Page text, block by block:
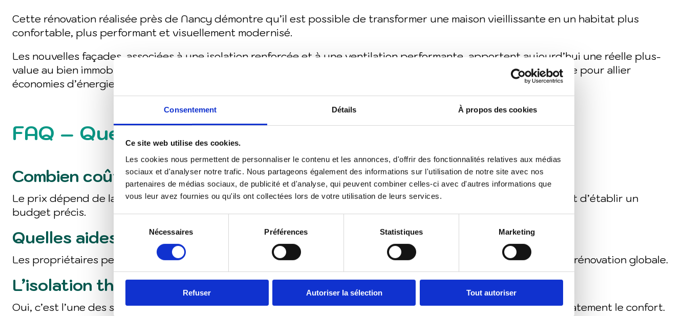
Consentement Détails À propos des cookies
Ce site web utilise des cookies.
Les cookies nous permettent de personnaliser le contenu et les annonces, d'offrir des fonctionnalités relatives aux médias
sociaux et d'analyser notre trafic. Nous partageons également des informations sur l'utilisation de notre site avec nos
partenaires de médias sociaux, de publicité et d'analyse, qui peuvent combiner celles-ci avec d'autres informations que
vous leur avez fournies ou qu'ils ont collectées lors de votre utilisation de leurs services.
consentement
Nécessaires Préférences Statistiques Marketing
Refuser Autoriser la sélection Tout autoriser
Rénovation
Cette rénovation réalisée près de Nancy démontre qu’il est possible de transformer une maison vieillissante en un habitat plus
confortable, plus performant et visuellement modernisé.
Les nouvelles façades, associées à une isolation renforcée et à une ventilation performante, apportent aujourd’hui une réelle plus-
value au bien immobilier. Ce projet illustre parfaitement les avantages d’une rénovation thermique globale pensée pour allier
économies d’énergie, confort de vie et valorisation du patrimoine.
FAQ – Questions fréquentes
Combien coûte une extension de maison à Nancy ?
Le prix dépend de la surface, des matériaux et des performances énergétiques. Une étude personnalisée permet d’établir un
budget précis.
Quelles aides pour une rénovation énergétique en 2024–2025 ?
Les propriétaires peuvent bénéficier de MaPrimeRénov’, CEE et autres subventions locales , surtout pour une rénovation globale.
L’isolation thermique extérieure est-elle efficace ?
Oui, c’est l’une des solutions les plus performantes pour réduire les déperditions de chaleur et améliorer immédiatement le confort.